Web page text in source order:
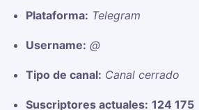
Plataforma: Telegram
Username: @
Tipo de canal: Canal cerrado
Suscriptores actuales: 124 175